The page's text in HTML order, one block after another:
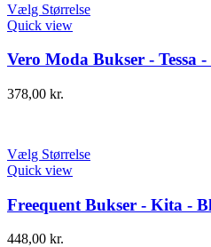
Vælg Størrelse
Quick view
Vero Moda Bukser - Tessa
378,00 kr.
Vælg Størrelse
Quick view
Freequent Bukser - Kita -
448,00 kr.